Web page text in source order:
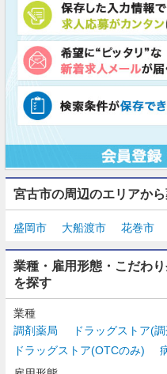
宮古市の周辺のエリアか
盛岡市 大船渡市 花巻市
業種・雇用形態・こだわ
を探す
業種
調剤薬局
ドラッグストア(
ドラッグストア(OTCのみ)